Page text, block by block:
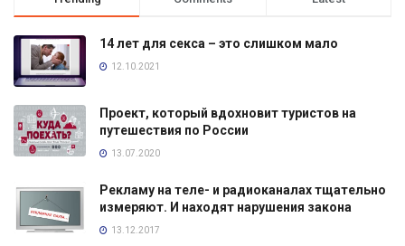
14 лет для секса – это слишком мало
12.10.2021
Проект, который вдохновит туристов на
путешествия по России
13.07.2020
Рекламу на теле- и радиоканалах тщательно
измеряют. И находят нарушения закона
13.12.2017